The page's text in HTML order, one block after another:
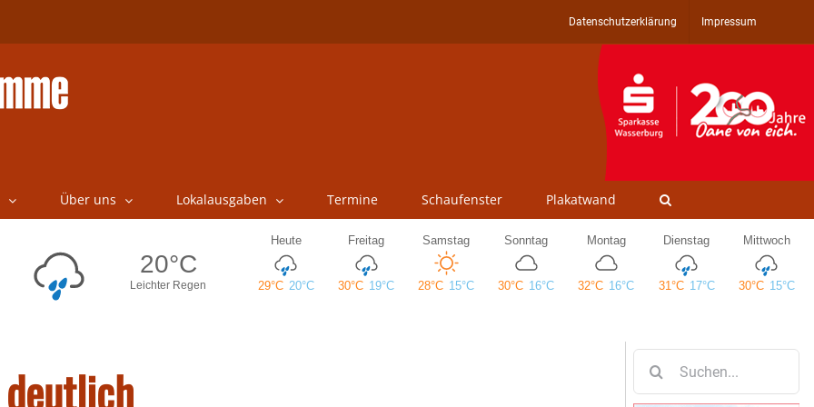
Datenschutzerklärung Impressum
Über uns Lokalausgaben Termine Schaufenster Plakatwand
nach: